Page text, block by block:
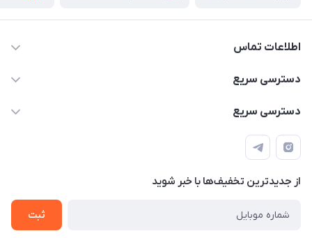
اطلاعات تماس
۰۹۳۵۶۰۴۰۳۶۵
سیمای ورزش
دسترسی سریع
اسکیت فلایینگ ایگل
اسکیت دخترانه
دسترسی سریع
اسکوتر برقی دخترانه
اسکیت روسز
اسکوتر
از جدید‌ترین تخفیف‌ها با‌ خبر شوید
ثبت